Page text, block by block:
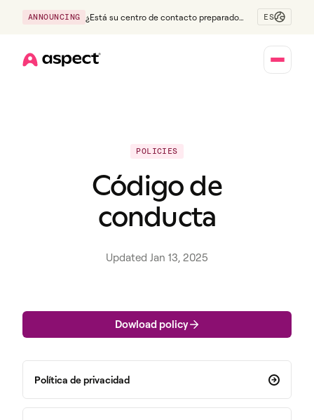
ANNOUNCING
¿Está su centro de contacto preparado
ES
POLICIES
Código de
conducta
Updated Jan 13, 2025
Dowload policy
Política de privacidad